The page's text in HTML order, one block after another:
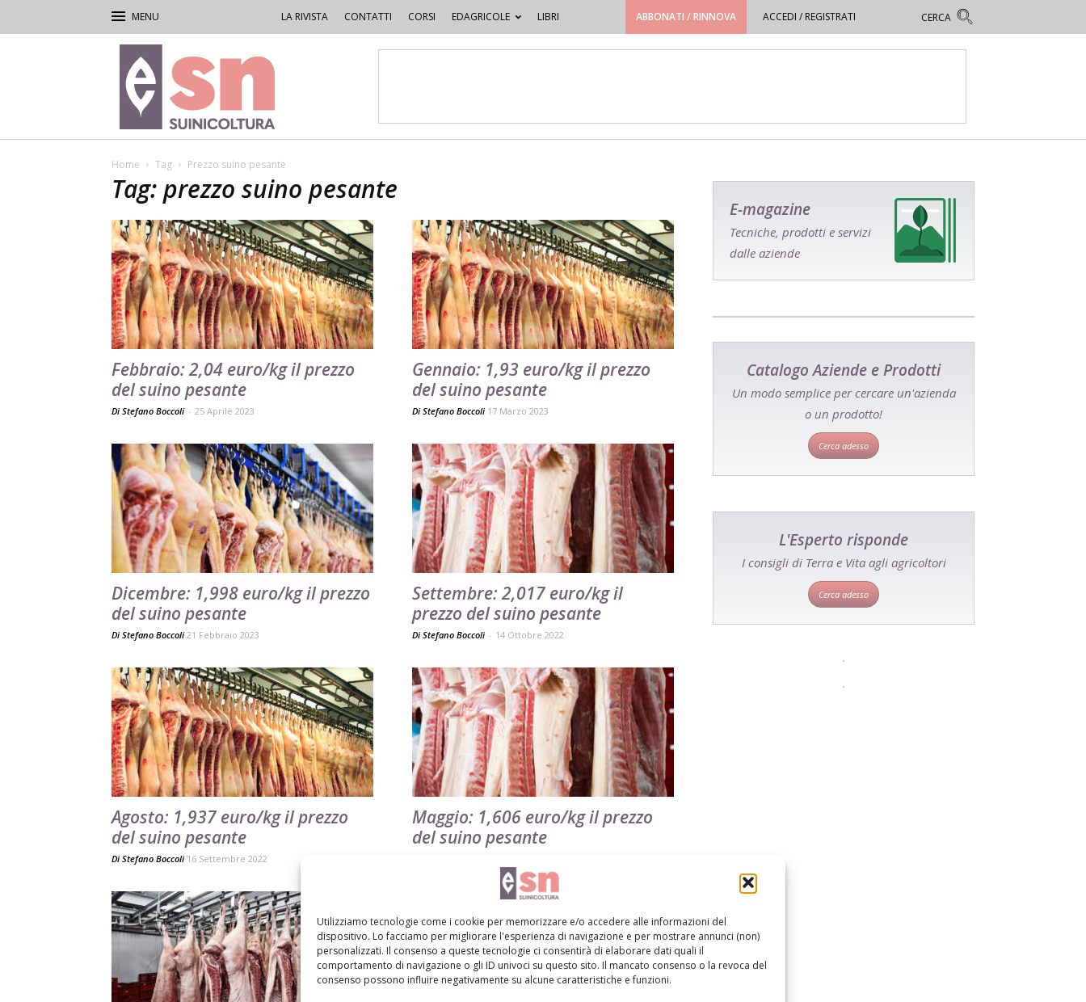
Utilizziamo tecnologie come i cookie per memorizzare e/o accedere alle informazioni del
dispositivo. Lo facciamo per migliorare l'esperienza di navigazione e per mostrare annunci (non)
personalizzati. Il consenso a queste tecnologie ci consentirà di elaborare dati quali il
comportamento di navigazione o gli ID univoci su questo sito. Il mancato consenso o la revoca del
consenso possono influire negativamente su alcune caratteristiche e funzioni.
LA RIVISTA CONTATTI CORSI EDAGRICOLE LIBRI ABBONATI / RINNOVA ACCEDI / REGISTRATI
Rivista
di
Suinicoltura
Home Tag Prezzo suino pesante
Tag: prezzo suino pesante
Febbraio: 2,04 euro/kg il prezzo
del suino pesante
Di Stefano Boccoli - 25 Aprile 2023
Gennaio: 1,93 euro/kg il prezzo
del suino pesante
Di Stefano Boccoli 17 Marzo 2023
Dicembre: 1,998 euro/kg il prezzo
del suino pesante
Di Stefano Boccoli 21 Febbraio 2023
Settembre: 2,017 euro/kg il
prezzo del suino pesante
Di Stefano Boccoli - 14 Ottobre 2022
Agosto: 1,937 euro/kg il prezzo
del suino pesante
Di Stefano Boccoli 16 Settembre 2022
Maggio: 1,606 euro/kg il prezzo
del suino pesante
E-magazine
Tecniche, prodotti e servizi
dalle aziende
Catalogo Aziende e Prodotti
Un modo semplice per cercare un'azienda
o un prodotto!
Cerca adesso
L'Esperto risponde
I consigli di Terra e Vita agli agricoltori
Cerca adesso